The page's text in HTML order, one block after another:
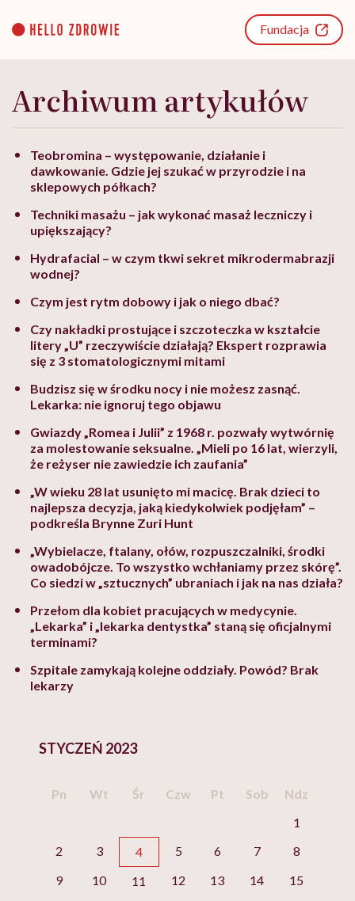
content
Fundacja
Archiwum artykułów
Teobromina – występowanie, działanie i
dawkowanie. Gdzie jej szukać w przyrodzie i na
sklepowych półkach?
Techniki masażu – jak wykonać masaż leczniczy i
upiększający?
Hydrafacial – w czym tkwi sekret mikrodermabrazji
wodnej?
Czym jest rytm dobowy i jak o niego dbać?
Czy nakładki prostujące i szczoteczka w kształcie
litery „U” rzeczywiście działają? Ekspert rozprawia
się z 3 stomatologicznymi mitami
Budzisz się w środku nocy i nie możesz zasnąć.
Lekarka: nie ignoruj tego objawu
Gwiazdy „Romea i Julii” z 1968 r. pozwały wytwórnię
za molestowanie seksualne. „Mieli po 16 lat, wierzyli,
że reżyser nie zawiedzie ich zaufania”
„W wieku 28 lat usunięto mi macicę. Brak dzieci to
najlepsza decyzja, jaką kiedykolwiek podjęłam” –
podkreśla Brynne Zuri Hunt
„Wybielacze, ftalany, ołów, rozpuszczalniki, środki
owadobójcze. To wszystko wchłaniamy przez skórę”.
Co siedzi w „sztucznych” ubraniach i jak na nas działa?
Przełom dla kobiet pracujących w medycynie.
„Lekarka” i „lekarka dentystka” staną się oficjalnymi
terminami?
Szpitale zamykają kolejne oddziały. Powód? Brak
lekarzy
STYCZEŃ 2023
Pn Wt Śr Czw Pt Sob
Ndz
1
2
3 4 5 6 7
8
9
10 11 12 13 14
15